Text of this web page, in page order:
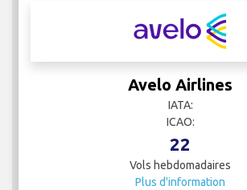
Avelo Airlines
IATA:
ICAO:
22
Vols hebdomadaires
Plus d'information